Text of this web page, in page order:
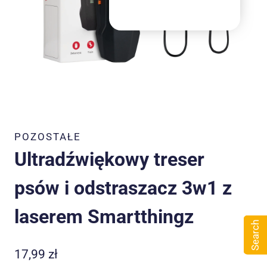
POZOSTAŁE
Ultradźwiękowy treser
psów i odstraszacz 3w1 z
laserem Smartthingz
17,99 zł
Search